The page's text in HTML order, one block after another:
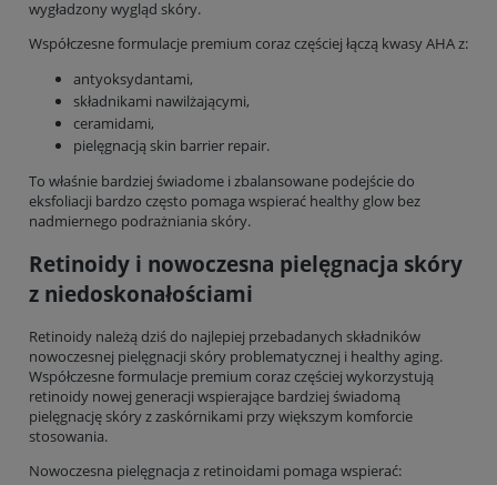
wygładzony wygląd skóry.
Współczesne formulacje premium coraz częściej łączą kwasy AHA z:
antyoksydantami,
składnikami nawilżającymi,
ceramidami,
pielęgnacją skin barrier repair.
To właśnie bardziej świadome i zbalansowane podejście do
eksfoliacji bardzo często pomaga wspierać healthy glow bez
nadmiernego podrażniania skóry.
Retinoidy i nowoczesna pielęgnacja skóry
z niedoskonałościami
Retinoidy należą dziś do najlepiej przebadanych składników
nowoczesnej pielęgnacji skóry problematycznej i healthy aging.
Współczesne formulacje premium coraz częściej wykorzystują
retinoidy nowej generacji wspierające bardziej świadomą
pielęgnację skóry z zaskórnikami przy większym komforcie
stosowania.
Nowoczesna pielęgnacja z retinoidami pomaga wspierać: